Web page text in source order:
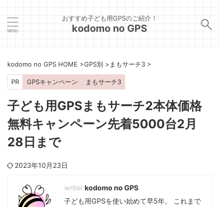
おすすめ子ども用GPSのご紹介！
kodomo no GPS
kodomo no GPS HOME >GPS別 > まもサーチ3 >
PR GPSキャンペーン まもサーチ3
子ども用GPSまもサーチ2本体価格
無料キャンペーン先着5000台2月
28日まで
2023年10月23日
kodomo no GPS
子ども用GPSを使い始めて早5年。 これまで